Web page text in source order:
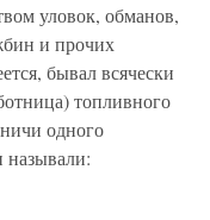
уловок, обманов,
и прочих
бывал всячески
топливного
одного
называли: